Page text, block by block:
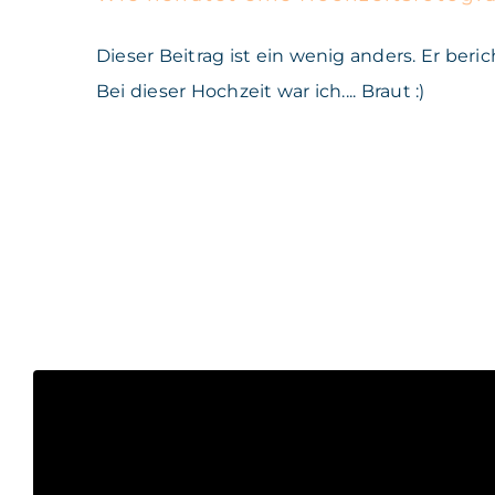
Dieser Beitrag ist ein wenig anders. Er
Bei dieser Hochzeit war ich.... Braut :)